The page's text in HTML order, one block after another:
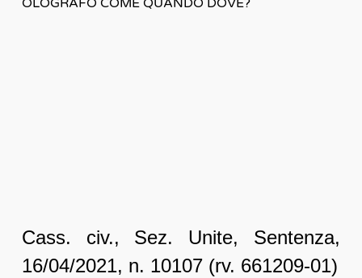
Cass. civ., Sez. Unite, Sentenza,
16/04/2021, n. 10107 (rv. 661209-01)